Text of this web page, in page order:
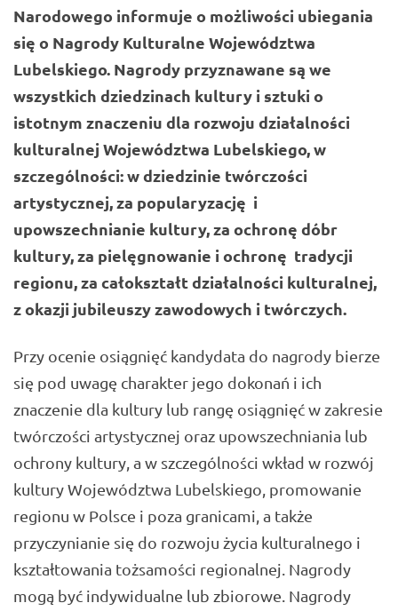
Narodowego informuje o możliwości ubiegania
się o Nagrody Kulturalne Województwa
Lubelskiego. Nagrody przyznawane są we
wszystkich dziedzinach kultury i sztuki o
istotnym znaczeniu dla rozwoju działalności
kulturalnej Województwa Lubelskiego, w
szczególności: w dziedzinie twórczości
artystycznej, za popularyzację i
upowszechnianie kultury, za ochronę dóbr
kultury, za pielęgnowanie i ochronę tradycji
regionu, za całokształt działalności kulturalnej,
z okazji jubileuszy zawodowych i twórczych.
Przy ocenie osiągnięć kandydata do nagrody bierze
się pod uwagę charakter jego dokonań i ich
znaczenie dla kultury lub rangę osiągnięć w zakresie
twórczości artystycznej oraz upowszechniania lub
ochrony kultury, a w szczególności wkład w rozwój
kultury Województwa Lubelskiego, promowanie
regionu w Polsce i poza granicami, a także
przyczynianie się do rozwoju życia kulturalnego i
kształtowania tożsamości regionalnej. Nagrody
mogą być indywidualne lub zbiorowe. Nagrody